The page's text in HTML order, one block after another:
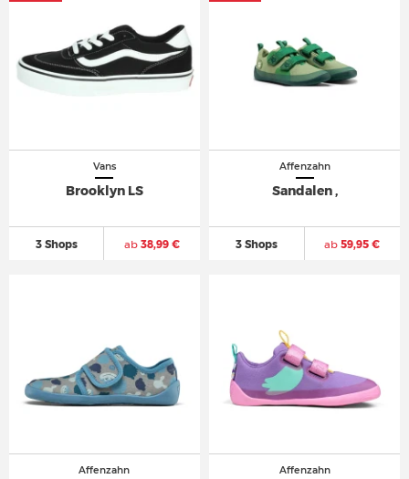
Vans
Brooklyn LS
3 Shops ab38,99 €
Affenzahn
Sandalen ,
3 Shops ab 59,95 €
Affenzahn Affenzahn